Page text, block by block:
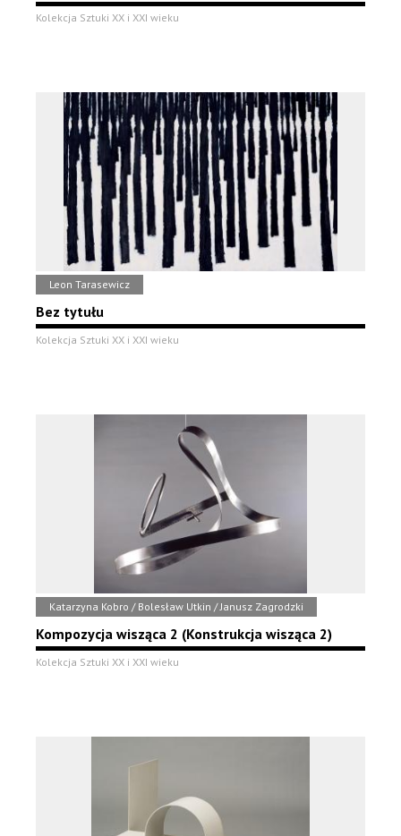
Kolekcja Sztuki XX i XXI wieku
Leon Tarasewicz
Bez tytułu
Kolekcja Sztuki XX i XXI wieku
Katarzyna Kobro / Bolesław Utkin / Janusz Zagrodzki
Kompozycja wisząca 2 (Konstrukcja wisząca 2)
Kolekcja Sztuki XX i XXI wieku